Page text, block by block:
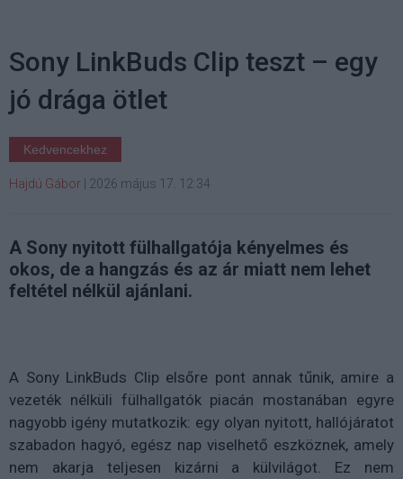
Sony LinkBuds Clip teszt – egy
jó drága ötlet
Kedvencekhez
Hajdú Gábor 2026 május 17. 12:34
A Sony nyitott fülhallgatója kényelmes és
okos, de a hangzás és az ár miatt nem lehet
feltétel nélkül ajánlani.
A Sony LinkBuds Clip elsőre pont annak tűnik, amire a
vezeték nélküli fülhallgatók piacán mostanában egyre
nagyobb igény mutatkozik: egy olyan nyitott, hallójáratot
szabadon hagyó, egész nap viselhető eszköznek, amely
nem akarja teljesen kizárni a külvilágot. Ez nem